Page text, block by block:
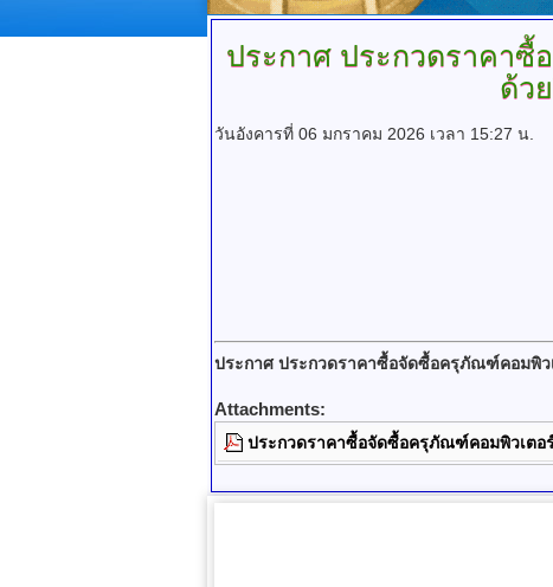
ประกาศ ประกวดราคาซื้
ด้ว
วันอังคารที่ 06 มกราคม 2026 เวลา 15:27 น.
ประกาศ ประกวดราคาซื้อจัดซื้อครุภัณฑ์คอมพิว
Attachments:
ประกวดราคาซื้อจัดซื้อครุภัณฑ์คอมพิวเตอ